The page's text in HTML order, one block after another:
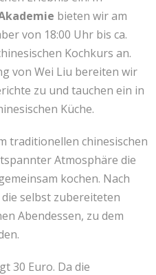
bieten wir am
von 18:00 Uhr bis ca.
Kochkurs an.
von Wei Liu bereiten wir
zu und tauchen ein in
Küche.
traditionellen chinesischen
Atmosphäre die
kochen. Nach
selbst zubereiteten
Abendessen, zu dem
30 Euro. Da die